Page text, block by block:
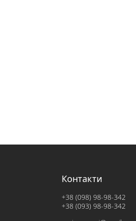
Контакти
+38 (098) 98-98-342
+38 (093) 98-98-342